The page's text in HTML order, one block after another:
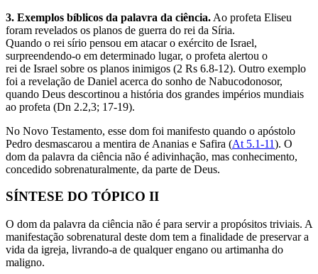
3. Exemplos bíblicos da palavra da ciência. Ao profeta Eliseu
foram revelados os planos de guerra do rei da Síria.
Quando o rei sírio pensou em atacar o exército de Israel,
surpreendendo-o em determinado lugar, o profeta alertou o
rei de Israel sobre os planos inimigos (2 Rs 6.8-12). Outro exemplo
foi a revelação de Daniel acerca do sonho de Nabucodonosor,
quando Deus descortinou a história dos grandes impérios mundiais
ao profeta (Dn 2.2,3; 17-19).
No Novo Testamento, esse dom foi manifesto quando o apóstolo
Pedro desmascarou a mentira de Ananias e Safira (At 5.1-11). O
dom da palavra da ciência não é adivinhação, mas conhecimento,
concedido sobrenaturalmente, da parte de Deus.
SÍNTESE DO TÓPICO II
O dom da palavra da ciência não é para servir a propósitos triviais. A
manifestação sobrenatural deste dom tem a finalidade de preservar a
vida da igreja, livrando-a de qualquer engano ou artimanha do
maligno.